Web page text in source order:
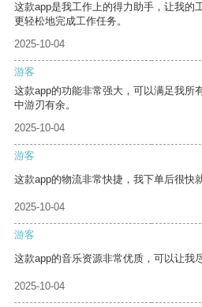
这款app是我工作上的得力助手，让我的
更轻松地完成工作任务。
2025-10-04
游客
这款app的功能非常强大，可以满足我所
中游刃有余。
2025-10-04
游客
这款app的物流非常快捷，我下单后很快
2025-10-04
游客
这款app的音乐资源非常优质，可以让我
2025-10-04